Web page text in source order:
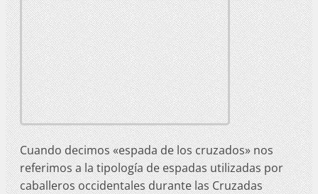
Cuando decimos «espada de los cruzados» nos
referimos a la tipología de espadas utilizadas por
caballeros occidentales durante las Cruzadas